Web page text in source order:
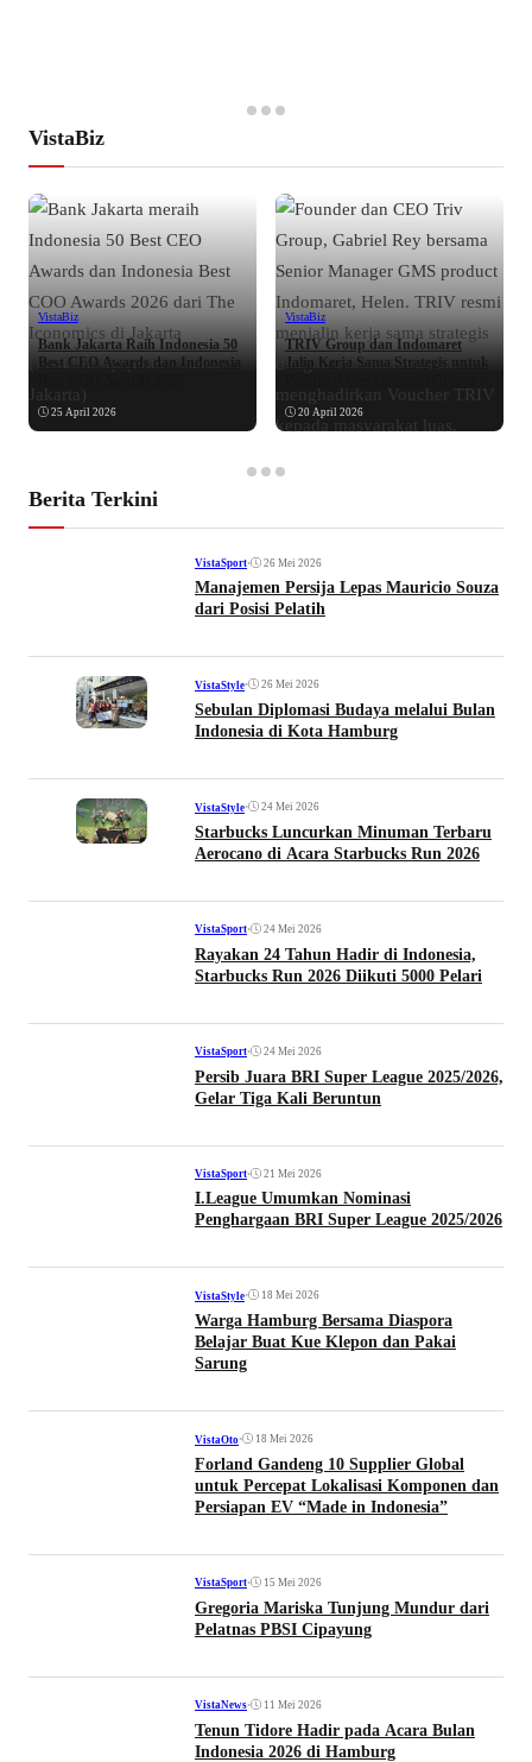
VistaBiz
VistaBiz
Bank Jakarta Raih Indonesia 50
Best CEO Awards dan Indonesia
25 April 2026
VistaBiz
TRIV Group dan Indomaret
Jalin Kerja Sama Strategis untuk
Indonesia
20 April 2026
Berita Terkini
VistaSport• 26 Mei 2026
Manajemen Persija Lepas Mauricio Souza
dari Posisi Pelatih
VistaStyle• 26 Mei 2026
Sebulan Diplomasi Budaya melalui Bulan
Indonesia di Kota Hamburg
VistaStyle• 24 Mei 2026
Starbucks Luncurkan Minuman Terbaru
Aerocano di Acara Starbucks Run 2026
VistaSport• 24 Mei 2026
Rayakan 24 Tahun Hadir di Indonesia,
Starbucks Run 2026 Diikuti 5000 Pelari
VistaSport• 24 Mei 2026
Persib Juara BRI Super League 2025/2026,
Gelar Tiga Kali Beruntun
VistaSport• 21 Mei 2026
I.League Umumkan Nominasi
Penghargaan BRI Super League 2025/2026
VistaStyle• 18 Mei 2026
Warga Hamburg Bersama Diaspora
Belajar Buat Kue Klepon dan Pakai
Sarung
VistaOto• 18 Mei 2026
Forland Gandeng 10 Supplier Global
untuk Percepat Lokalisasi Komponen dan
Persiapan EV “Made in Indonesia”
VistaSport• 15 Mei 2026
Gregoria Mariska Tunjung Mundur dari
Pelatnas PBSI Cipayung
VistaNews• 11 Mei 2026
Tenun Tidore Hadir pada Acara Bulan
Indonesia 2026 di Hamburg